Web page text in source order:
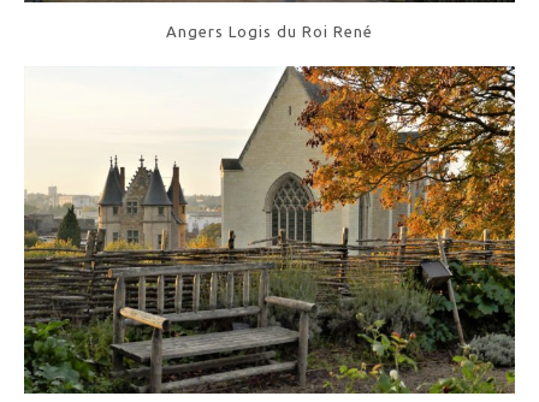
Angers Logis du Roi René